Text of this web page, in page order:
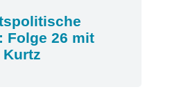
Folge 26 mit
Kurtz